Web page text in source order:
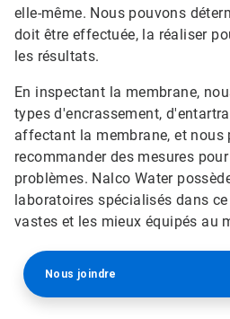
elle-même. Nous pouvons
doit être effectuée, la réaliser
les résultats.
En inspectant la membrane,
types d'encrassement,
affectant la membrane, et nous
recommander des mesures
problèmes. Nalco Water
laboratoires spécialisés dans
vastes et les mieux équipés au
Nous joindre